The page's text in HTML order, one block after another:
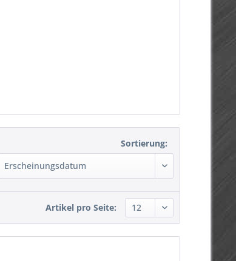
Sortierung:
Artikel pro Seite: